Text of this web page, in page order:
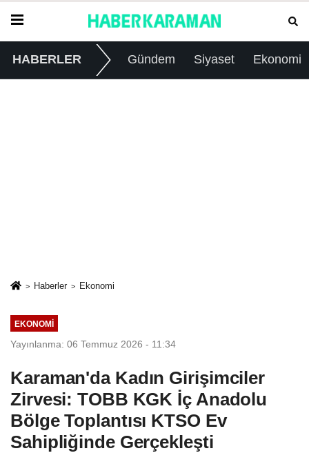
HABERLER Gündem Siyaset Ekonomi
Haberler Ekonomi
EKONOMI
Yayınlanma: 06 Temmuz 2026 - 11:34
Karaman'da Kadın Girişimciler
Zirvesi: TOBB KGK İç Anadolu
Bölge Toplantısı KTSO Ev
Sahipliğinde Gerçekleşti